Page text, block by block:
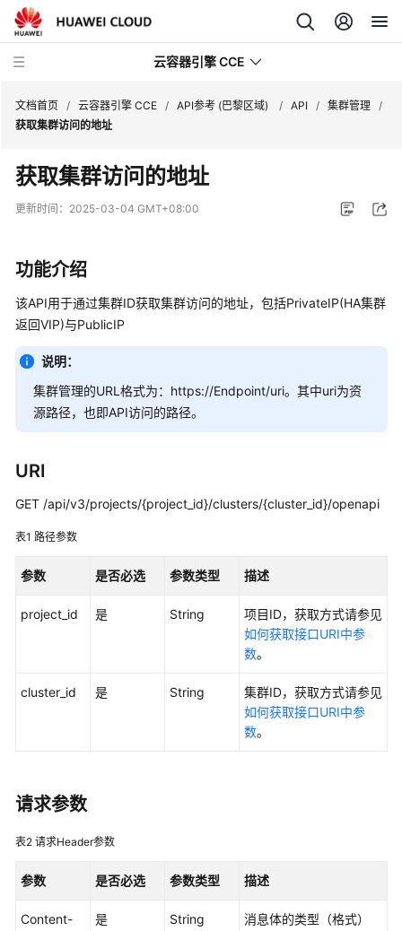
云容器引擎 CCE
最
态
服
务
公
告
产
品
绍
计
费
明
Kubernetes
识
户
指
南
文档首页 / 云容器引擎 CCE / API参考 (巴黎区域) / API / 集群管理 /
获取集群访问的地址
获取集群访问的地址
更新时间： 2025-03-04 GMT+08:00
功能介绍
该API用于通过集群ID获取集群访问的地址，包括PrivateIP(HA集群
返回VIP)与PublicIP
说明：
集群管理的URL格式为：https://Endpoint/uri。其中uri为资
源路径，也即API访问的路径。
URI
GET /api/v3/projects/{project_id}/clusters/{cluster_id}/openapi
表1 路径参数
参数 是否必选 参数类型 描述
project_id 是 String
项目ID，获取方式请参见
如何获取接口URI中参
数。
cluster_id 是 String
集群ID，获取方式请参见
如何获取接口URI中参
数。
请求参数
表2 请求Header参数
参数 是否必选 参数类型 描述
Content-
是 String 消息体的类型（格式）